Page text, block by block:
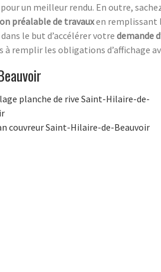
un meilleur rendu. En outre,
préalable de travauxen remplissant
dans le but d’accélérer votre demande
à remplir les obligations d’affichage
planche de rive Saint-Hilaire-de-
couvreur Saint-Hilaire-de-Beauvoir